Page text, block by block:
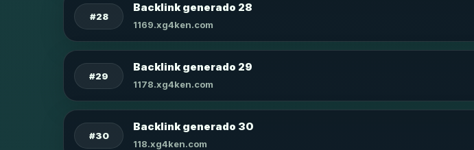
#28
Backlink generado 28
1169.xg4ken.com
#29
Backlink generado 29
1178.xg4ken.com
#30
Backlink generado 30
118.xg4ken.com